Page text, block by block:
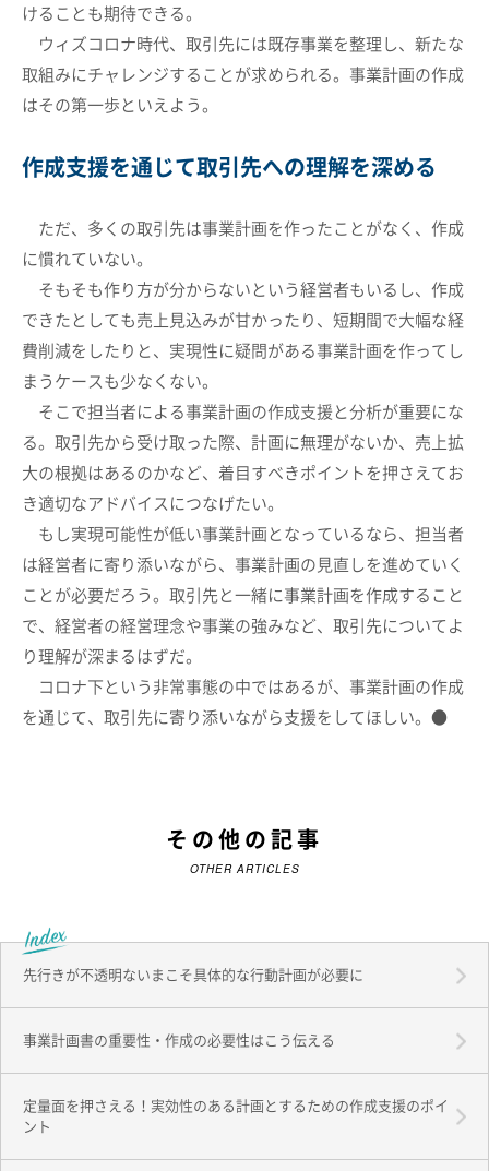
けることも期待できる。
ウィズコロナ時代、取引先には既存事業を整理し、新たな
取組みにチャレンジすることが求められる。事業計画の作成
はその第一歩といえよう。
作成支援を通じて取引先への理解を深める
ただ、多くの取引先は事業計画を作ったことがなく、作成
に慣れていない。
そもそも作り方が分からないという経営者もいるし、作成
できたとしても売上見込みが甘かったり、短期間で大幅な経
費削減をしたりと、実現性に疑問がある事業計画を作ってし
まうケースも少なくない。
そこで担当者による事業計画の作成支援と分析が重要にな
る。取引先から受け取った際、計画に無理がないか、売上拡
大の根拠はあるのかなど、着目すべきポイントを押さえてお
き適切なアドバイスにつなげたい。
もし実現可能性が低い事業計画となっているなら、担当者
は経営者に寄り添いながら、事業計画の見直しを進めていく
ことが必要だろう。取引先と一緒に事業計画を作成すること
で、経営者の経営理念や事業の強みなど、取引先についてよ
り理解が深まるはずだ。
コロナ下という非常事態の中ではあるが、事業計画の作成
を通じて、取引先に寄り添いながら支援をしてほしい。●
その他の記事
OTHER ARTICLES
先行きが不透明ないまこそ具体的な行動計画が必要に
事業計画書の重要性・作成の必要性はこう伝える
定量面を押さえる！実効性のある計画とするための作成支援のポイ
ント